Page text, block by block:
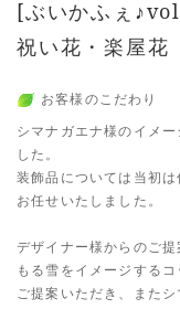
[ぶいかふぇ
祝い花・楽屋花
お客様のこだわり
シマナガエナ様のイメ
した。
装飾品については当初
お任せいたしました。
デザイナー様からのご
もる雪をイメージする
ご提案いただき、また